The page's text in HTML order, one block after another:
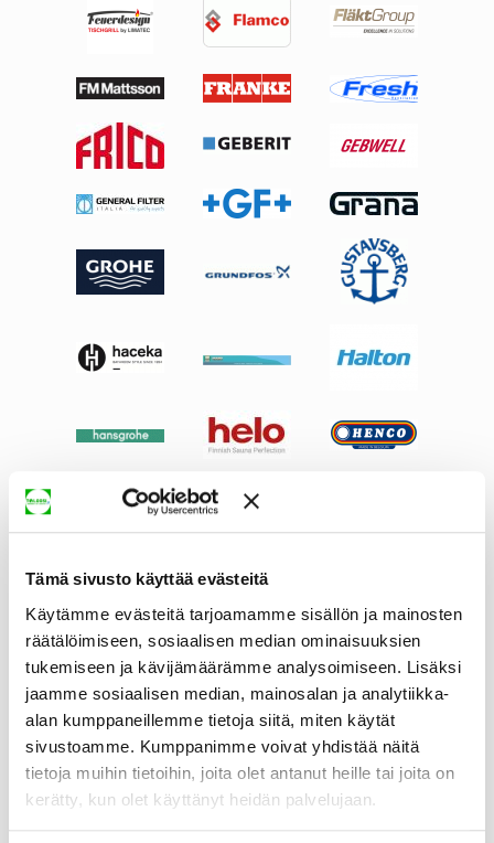
Tämä sivusto käyttää evästeitä
Käytämme evästeitä tarjoamamme sisällön ja mainosten
räätälöimiseen, sosiaalisen median ominaisuuksien
tukemiseen ja kävijämäärämme analysoimiseen. Lisäksi
jaamme sosiaalisen median, mainosalan ja analytiikka-
alan kumppaneillemme tietoja siitä, miten käytät
sivustoamme. Kumppanimme voivat yhdistää näitä
tietoja muihin tietoihin, joita olet antanut heille tai joita on
kerätty, kun olet käyttänyt heidän palvelujaan.